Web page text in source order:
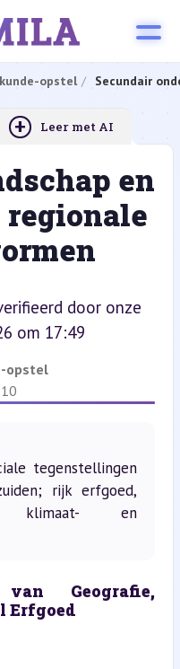
opstel Secundair
+ Leer met AI
en
door onze
om 17:49
opstel
tegenstellingen
rijk erfgoed,
klimaat- en
Geografie,
Erfgoed